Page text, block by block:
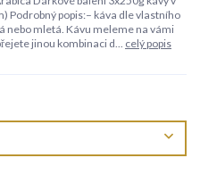
Podrobný popis:– káva dle vlastního
nebo mletá. Kávu meleme na vámi
jinou kombinaci d... celý popis